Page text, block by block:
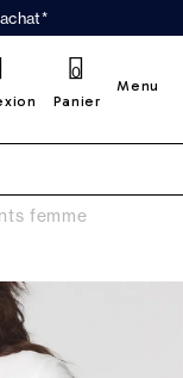
Panier
0
Menu
femme